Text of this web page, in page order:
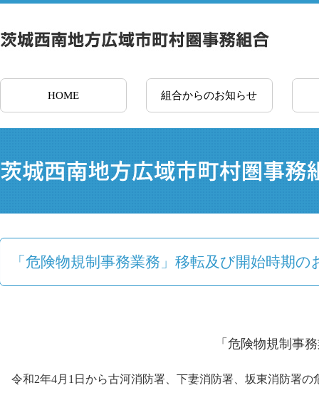
HOME 組合からのお知らせ
「危険物規制事務業務」移転及び開始時期の
「危険物規制事
令和2年4月1日から古河消防署、下妻消防署、坂東消防署